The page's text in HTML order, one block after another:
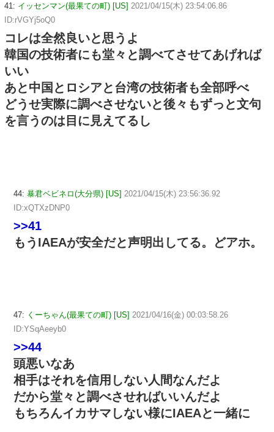
41: イッセンマン(最果ての町) [US] 2021/04/15(木) 23:54:06.86
ID:rVGYj5oQ0
コレは全然良いと思うよ
韓国の技術者にも堂々と調べてさせてあげれば
いい
あと中国とロシアと台湾の技術者も全部呼べ
どうせ実際に調べさせないと後々もずっと文句
を言うのは目に見えてるし
44: 暴君ベビネロ(大分県) [US] 2021/04/15(木) 23:56:36.92
ID:xQTXzDNP0
>>41
もうIAEAが安全だと声明出してる。どアホ。
47: くーちゃん(最果ての町) [US] 2021/04/16(金) 00:03:58.26
ID:YSqAeeyb0
>>44
頭悪いなあ
相手はそれを信用しない人間なんだよ
だから堂々と調べさせればいいんだよ
もちろんイカサマしない様にIAEAと一緒に